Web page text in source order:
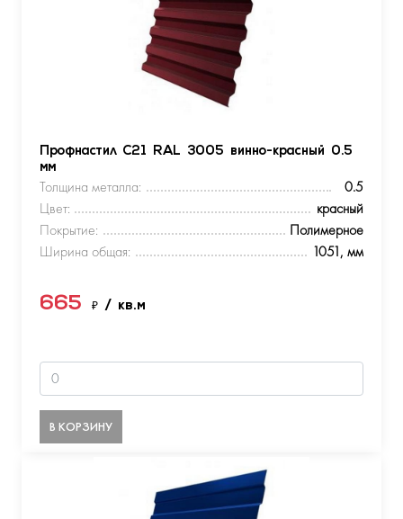
Профнастил С21 RAL 3005 винно-красный 0.5
мм
Толщина металла:
0.5
Цвет:
красный
Покрытие:
Полимерное
Ширина общая:
1051, мм
665 ₽ / кв.м
В КОРЗИНУ